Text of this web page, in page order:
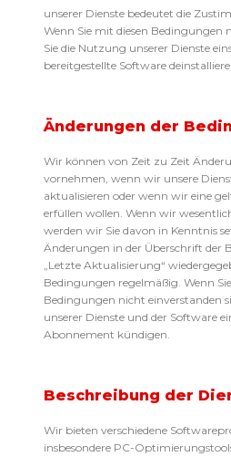
unserer Dienste bedeutet die
Wenn Sie mit diesen Bedingungen
Sie die Nutzung unserer Dienste
bereitgestellte Software
Änderungen der
Wir können von Zeit zu Zeit
vornehmen, wenn wir unsere
aktualisieren oder wenn wir eine
erfüllen wollen. Wenn wir
werden wir Sie davon in Kenntnis
Änderungen in der Überschrift der
„Letzte Aktualisierung“
Bedingungen regelmäßig. Wenn
Bedingungen nicht einverstanden
unserer Dienste und der Software
Abonnement kündigen.
Beschreibung der
Wir bieten verschiedene
insbesondere PC-